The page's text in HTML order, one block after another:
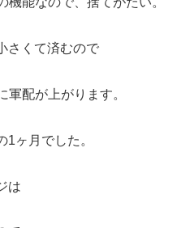
さくて済むので
配が上がります。
ヶ月でした。
は